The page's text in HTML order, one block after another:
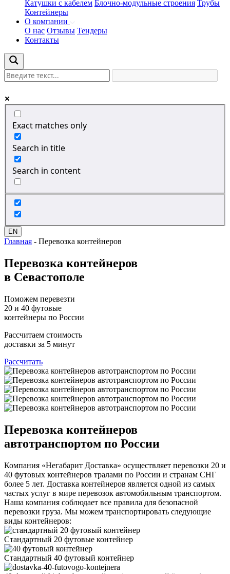
Катушки с кабелем Блочно-модульные строения Трубы
Контейнеры
О компании
О нас Отзывы Тендеры
Контакты
Exact matches only
Search in title
Search in content
EN
Главная - Перевозка контейнеров
Перевозка контейнеров
в Севастополе
Поможем перевезти
20 и 40 футовые
контейнеры по России
Рассчитаем стоимость
доставки за 5 минут
Рассчитать
Перевозка контейнеров
автотранспортом по России
Компания «Негабарит Доставка» осуществляет перевозки 20 и
40 футовых контейнеров тралами по России и странам СНГ
более 5 лет. Доставка контейнеров является одной из самых
частых услуг в мире перевозок автомобильным транспортом.
Наша компания соблюдает все правила для безопасной
перевозки груза. Мы можем транспортировать следующие
виды контейнеров:
Стандартный 20 футовые контейнер
Стандартный 40 футовый контейнер